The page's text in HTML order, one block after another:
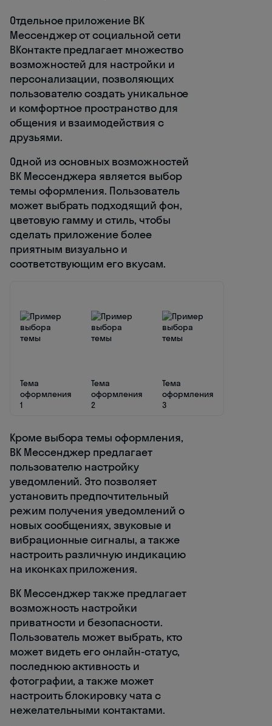
Отдельное приложение ВК
Мессенджер от социальной сети
ВКонтакте предлагает множество
возможностей для настройки и
персонализации, позволяющих
пользователю создать уникальное
и комфортное пространство для
общения и взаимодействия с
друзьями.
Одной из основных возможностей
ВК Мессенджера является выбор
темы оформления. Пользователь
может выбрать подходящий фон,
цветовую гамму и стиль, чтобы
сделать приложение более
приятным визуально и
соответствующим его вкусам.
Тема
оформления
1
Тема
оформления
2
Тема
оформления
3
Кроме выбора темы оформления,
ВК Мессенджер предлагает
пользователю настройку
уведомлений. Это позволяет
установить предпочтительный
режим получения уведомлений о
новых сообщениях, звуковые и
вибрационные сигналы, а также
настроить различную индикацию
на иконках приложения.
ВК Мессенджер также предлагает
возможность настройки
приватности и безопасности.
Пользователь может выбрать, кто
может видеть его онлайн-статус,
последнюю активность и
фотографии, а также может
настроить блокировку чата с
нежелательными контактами.